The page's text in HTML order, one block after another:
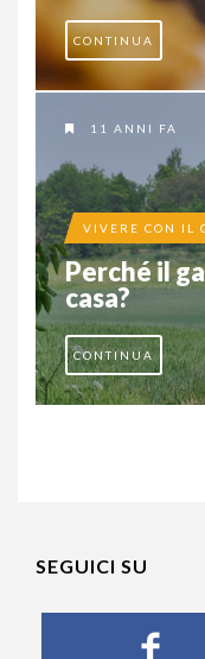
CONTINUA
11 ANNI FA
VIVERE CON IL
Perché il
casa?
CONTINUA
SEGUICI SU